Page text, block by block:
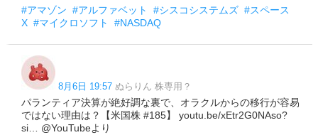
#アマゾン #アルファベット #シスコシステムズ #スペース
X #マイクロソフト #NASDAQ
8月6日 19:57 ぬらりん 株専用？
パランティア決算が絶好調な裏で、オラクルからの移行が容易
ではない理由は？【米国株 #185】 youtu.be/xEtr2G0NAso?
si… @YouTubeより